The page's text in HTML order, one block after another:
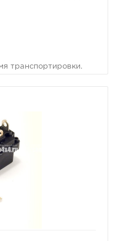
транспортировки.